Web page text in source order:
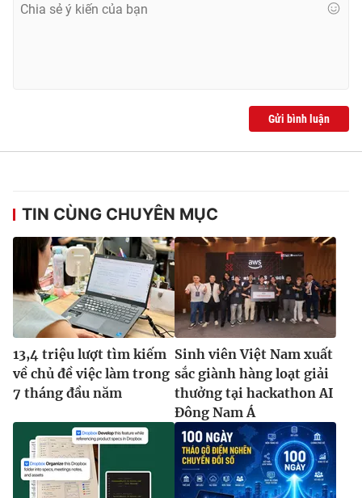
® Cấm sao chép dưới mọi hình thức nếu không có sự chấp
Gửi bình luận
TIN CÙNG CHUYÊN MỤC
13,4 triệu lượt tìm kiếm
về chủ đề việc làm trong
7 tháng đầu năm
Sinh viên Việt Nam xuất
sắc giành hàng loạt giải
thưởng tại hackathon AI
Đông Nam Á